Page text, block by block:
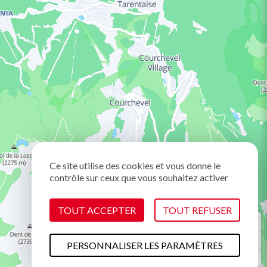
Ce site utilise des cookies et vous donne le
contrôle sur ceux que vous souhaitez activer
TOUT ACCEPTER TOUT REFUSER
PERSONNALISER LES PARAMÈTRES